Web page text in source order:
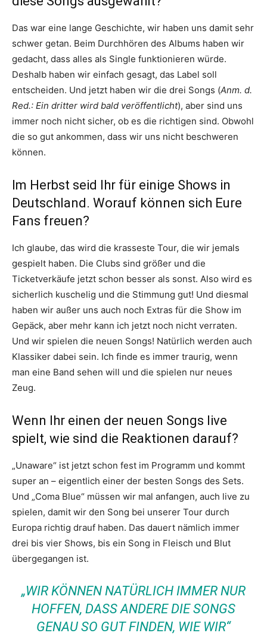
Das war eine lange Geschichte, wir haben uns damit sehr
schwer getan. Beim Durchhören des Albums haben wir
gedacht, dass alles als Single funktionieren würde.
Deshalb haben wir einfach gesagt, das Label soll
entscheiden. Und jetzt haben wir die drei Songs (Anm. d.
Red.: Ein dritter wird bald veröffentlicht), aber sind uns
immer noch nicht sicher, ob es die richtigen sind. Obwohl
die so gut ankommen, dass wir uns nicht beschweren
können.
Im Herbst seid Ihr für einige Shows in
Deutschland. Worauf können sich Eure
Fans freuen?
Ich glaube, das wird die krasseste Tour, die wir jemals
gespielt haben. Die Clubs sind größer und die
Ticketverkäufe jetzt schon besser als sonst. Also wird es
sicherlich kuschelig und die Stimmung gut! Und diesmal
haben wir außer uns auch noch Extras für die Show im
Gepäck, aber mehr kann ich jetzt noch nicht verraten.
Und wir spielen die neuen Songs! Natürlich werden auch
Klassiker dabei sein. Ich finde es immer traurig, wenn
man eine Band sehen will und die spielen nur neues
Zeug.
Wenn Ihr einen der neuen Songs live
spielt, wie sind die Reaktionen darauf?
„Unaware“ ist jetzt schon fest im Programm und kommt
super an – eigentlich einer der besten Songs des Sets.
Und „Coma Blue“ müssen wir mal anfangen, auch live zu
spielen, damit wir den Song bei unserer Tour durch
Europa richtig drauf haben. Das dauert nämlich immer
drei bis vier Shows, bis ein Song in Fleisch und Blut
übergegangen ist.
„WIR KÖNNEN NATÜRLICH IMMER NUR
HOFFEN, DASS ANDERE DIE SONGS
GENAU SO GUT FINDEN, WIE WIR“